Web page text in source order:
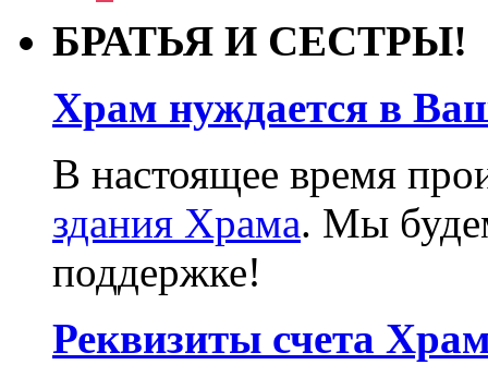
БРАТЬЯ И СЕСТРЫ!
Храм нуждается в
В настоящее время
здания Храма. Мы
поддержке!
Реквизиты счета